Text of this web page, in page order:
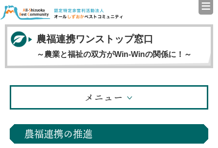
認定特定非営利活動法人（
≡
農福連携ワンストップ窓口
～農業と福祉の双方がWin-Winの関係に！～
メニュー
農福連携の推進